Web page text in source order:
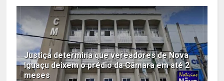
Justiça determina que vereadores de Nova
Iguaçu deixem o prédio da Câmara em até 2
meses